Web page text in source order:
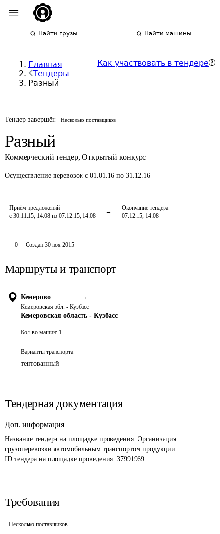
Найти грузы Найти машины
Главная
Тендеры
Разный
Как участвовать в тендере
Тендер завершён Несколько поставщиков
Разный
Коммерческий тендер, Открытый конкурс
Осуществление перевозок с 01.01.16 по 31.12.16
Приём предложений
с 30.11.15, 14:08 по 07.12.15, 14:08
Окончание тендера
07.12.15, 14:08
0 Создан 30 ноя 2015
Маршруты и транспорт
Кемерово →
Кемеровская обл. - Кузбасс
Кемеровская область - Кузбасс
Кол-во машин: 1
Варианты транспорта
тентованный
Тендерная документация
Доп. информация
Название тендера на площадке проведения: Организация
грузоперевозки автомобильным транспортом продукции
ID тендера на площадке проведения: 37991969
Требования
Несколько поставщиков